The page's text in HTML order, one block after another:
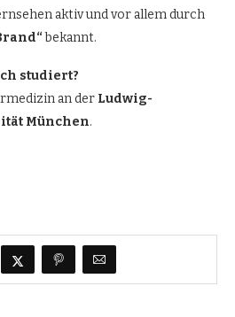
aktiv und vor allem durch
bekannt.
studiert?
an der Ludwig-
München.